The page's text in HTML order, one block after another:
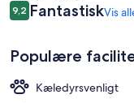
er
944 kr.
Anmeldelser
9,29,2 ud af 10.
FantastiskVis
Populære
Kæledyrsvenligt